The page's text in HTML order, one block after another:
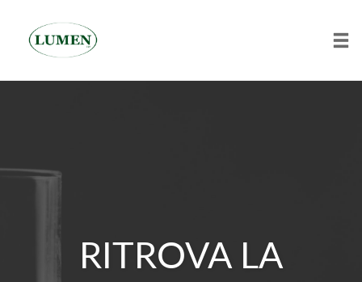
RITROVA LA